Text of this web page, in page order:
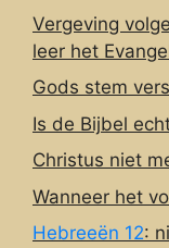
Vergeving
leer het
Gods stem
Is de Bijbel
Christus niet
Wanneer het
Hebreeën 12: